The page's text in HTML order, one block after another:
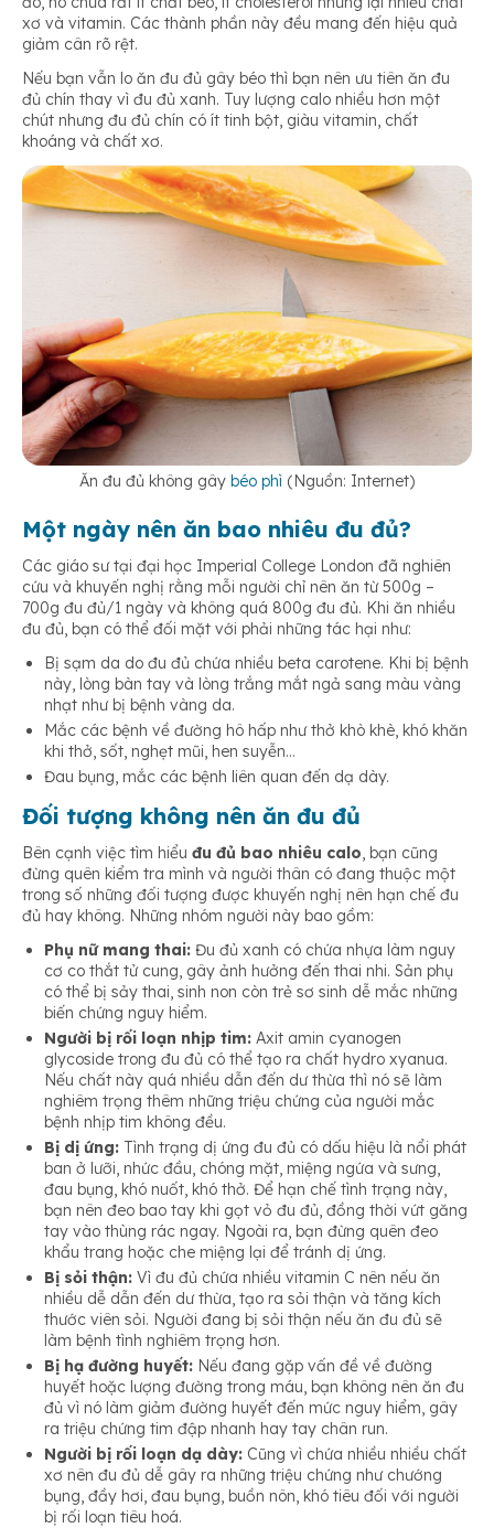
xơ và vitamin. Các thành phần này đều mang đến hiệu quả
giảm cân rõ rệt.
Nếu bạn vẫn lo ăn đu đủ gây béo thì bạn nên ưu tiên ăn đu
đủ chín thay vì đu đủ xanh. Tuy lượng calo nhiều hơn một
chút nhưng đu đủ chín có ít tinh bột, giàu vitamin, chất
khoáng và chất xơ.
Ăn đu đủ không gây béo phì (Nguồn: Internet)
Một ngày nên ăn bao nhiêu đu đủ?
Các giáo sư tại đại học Imperial College London đã nghiên
cứu và khuyến nghị rằng mỗi người chỉ nên ăn từ 500g –
700g đu đủ/1 ngày và không quá 800g đu đủ. Khi ăn nhiều
đu đủ, bạn có thể đối mặt với phải những tác hại như:
Bị sạm da do đu đủ chứa nhiều beta carotene. Khi bị bệnh
này, lòng bàn tay và lòng trắng mắt ngả sang màu vàng
nhạt như bị bệnh vàng da.
Mắc các bệnh về đường hô hấp như thở khò khè, khó khăn
khi thở, sốt, nghẹt mũi, hen suyễn…
Đau bụng, mắc các bệnh liên quan đến dạ dày.
Đối tượng không nên ăn đu đủ
Bên cạnh việc tìm hiểu đu đủ bao nhiêu calo, bạn cũng
đừng quên kiểm tra mình và người thân có đang thuộc một
trong số những đối tượng được khuyến nghị nên hạn chế đu
đủ hay không. Những nhóm người này bao gồm:
Phụ nữ mang thai: Đu đủ xanh có chứa nhựa làm nguy
cơ co thắt tử cung, gây ảnh hưởng đến thai nhi. Sản phụ
có thể bị sảy thai, sinh non còn trẻ sơ sinh dễ mắc những
biến chứng nguy hiểm.
Người bị rối loạn nhịp tim: Axit amin cyanogen
glycoside trong đu đủ có thể tạo ra chất hydro xyanua.
Nếu chất này quá nhiều dẫn đến dư thừa thì nó sẽ làm
nghiêm trọng thêm những triệu chứng của người mắc
bệnh nhịp tim không đều.
Bị dị ứng: Tình trạng dị ứng đu đủ có dấu hiệu là nổi phát
ban ở lưỡi, nhức đầu, chóng mặt, miệng ngứa và sưng,
đau bụng, khó nuốt, khó thở. Để hạn chế tình trạng này,
bạn nên đeo bao tay khi gọt vỏ đu đủ, đồng thời vứt găng
tay vào thùng rác ngay. Ngoài ra, bạn đừng quên đeo
khẩu trang hoặc che miệng lại để tránh dị ứng.
Bị sỏi thận: Vì đu đủ chứa nhiều vitamin C nên nếu ăn
nhiều dễ dẫn đến dư thừa, tạo ra sỏi thận và tăng kích
thước viên sỏi. Người đang bị sỏi thận nếu ăn đu đủ sẽ
làm bệnh tình nghiêm trọng hơn.
Bị hạ đường huyết: Nếu đang gặp vấn đề về đường
huyết hoặc lượng đường trong máu, bạn không nên ăn đu
đủ vì nó làm giảm đường huyết đến mức nguy hiểm, gây
ra triệu chứng tim đập nhanh hay tay chân run.
Người bị rối loạn dạ dày: Cũng vì chứa nhiều nhiều chất
xơ nên đu đủ dễ gây ra những triệu chứng như chướng
bụng, đầy hơi, đau bụng, buồn nôn, khó tiêu đối với người
bị rối loạn tiêu hoá.